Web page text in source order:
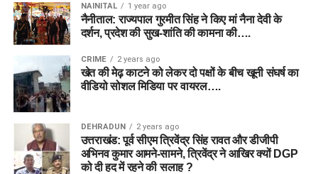
NAINITAL 1 year ago
नैनीताल: राज्यपाल गुरमीत सिंह ने किए मां नैना देवी के
दर्शन, प्रदेश की सुख-शांति की कामना की….
CRIME 2 years ago
खेत की मेढ़ काटने को लेकर दो पक्षों के बीच खूनी संघर्ष का
वीडियो सोशल मिडिया पर वायरल….
DEHRADUN 2 years ago
उत्तराखंड: पूर्व सीएम त्रिवेंद्र सिंह रावत और डीजीपी
अभिनव कुमार आमने-सामने, त्रिवेंद्र ने आखिर क्यों DGP
को दी हद में रहने की सलाह ?